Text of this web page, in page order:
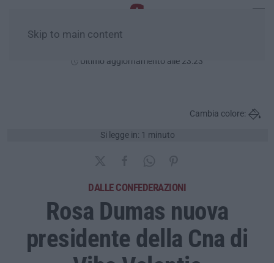
Skip to main content
Ultimo aggiornamento alle 23:23
Si legge in: 1 minuto
Cambia colore:
DALLE CONFEDERAZIONI
Rosa Dumas nuova
presidente della Cna di